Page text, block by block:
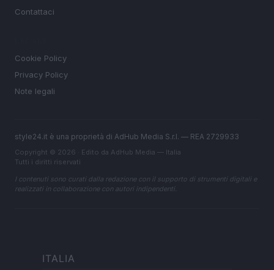
Contattaci
Cookie Policy
Privacy Policy
Note legali
style24.it è una proprietà di AdHub Media S.r.l. — REA 2729933
Copyright © 2026 · Edito da AdHub Media — Italia
Tutti i diritti riservati
I contenuti sono curati dalla redazione con il supporto di strumenti digitali e
realizzati in collaborazione con autori indipendenti.
ITALIA